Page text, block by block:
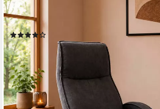
Qualität. (Set, 2-St., bestehend aus
Relaxfunktion, Dreh- und
199,99 € UVP499,99 €
-60%
lieferbar - in 2-3 Werktagen bei dir